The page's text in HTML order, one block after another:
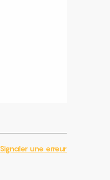
Signaler une erreur